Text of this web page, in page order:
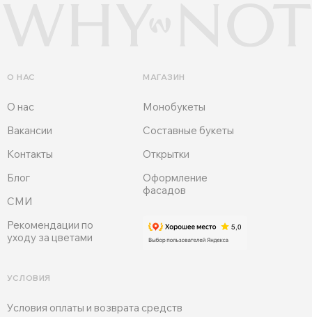
Вакансии
О нас
О НАС
УСЛОВИЯ
Блог
СМИ
Рекомендации по
уходу за цветами
Условия оплаты и возврата средств
Контакты
МАГАЗИН
Оформление
фасадов
Монобукеты
Открытки
Составные букеты